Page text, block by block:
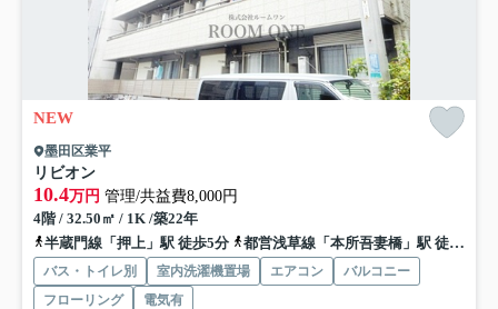
NEW
墨田区業平
リビオン
10.4万円 管理/共益費8,000円
4階 / 32.50㎡ / 1K /築22年
半蔵門線「押上」駅 徒歩5分
都営浅草線「本所吾妻橋」駅 徒歩17分
バス・トイレ別 室内洗濯機置場 エアコン
バルコニー
フローリング
電気有